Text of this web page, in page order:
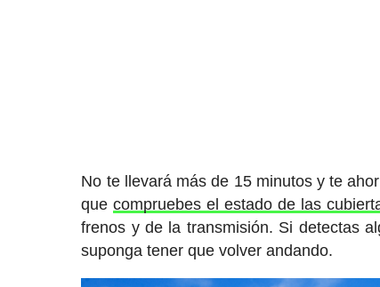
No te llevará más de 15 minutos y te
quecompruebes el estado de las
frenos y de la transmisión. Si detectas
suponga tener que volver andando.